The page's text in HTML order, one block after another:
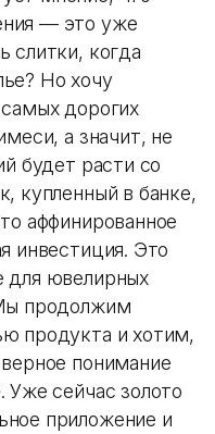
— это уже
слитки, когда
Но хочу
дорогих
а значит, не
будет расти со
купленный в банке,
аффинированное
инвестиция. Это
для ювелирных
продолжим
продукта и хотим,
понимание
Уже сейчас золото
приложение и